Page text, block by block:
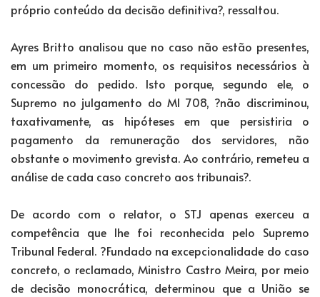
próprio conteúdo da decisão definitiva?, ressaltou.
Ayres Britto analisou que no caso não estão presentes,
em um primeiro momento, os requisitos necessários à
concessão do pedido. Isto porque, segundo ele, o
Supremo no julgamento do MI 708, ?não discriminou,
taxativamente, as hipóteses em que persistiria o
pagamento da remuneração dos servidores, não
obstante o movimento grevista. Ao contrário, remeteu a
análise de cada caso concreto aos tribunais?.
De acordo com o relator, o STJ apenas exerceu a
competência que lhe foi reconhecida pelo Supremo
Tribunal Federal. ?Fundado na excepcionalidade do caso
concreto, o reclamado, Ministro Castro Meira, por meio
de decisão monocrática, determinou que a União se